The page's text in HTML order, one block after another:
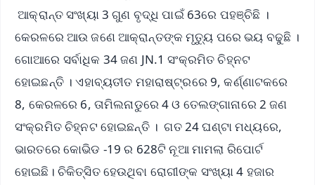
ଆକ୍ରାନ୍ତ ସଂଖ୍ୟା 3 ଗୁଣ ବୃଦ୍ଧି ପାଇଁ 63ରେ ପହଞ୍ଚିଛି ।
କେରଳରେ ଆଉ ଜଣେ ଆକ୍ରାନ୍ତଙ୍କ ମୃତ୍ୟୁ ପରେ ଭୟ ବଢୁଛି ।
ଗୋଆରେ ସର୍ବାଧିକ 34 ଜଣ JN.1 ସଂକ୍ରମିତ ଚିହ୍ନଟ
ହୋଇଛନ୍ତି । ଏହାବ୍ୟତୀତ ମହାରାଷ୍ଟ୍ରରେ 9, କର୍ଣ୍ଣାଟକରେ
8, କେରଳରେ 6, ତାମିଲନାଡୁରେ 4 ଓ ତେଲଙ୍ଗାନାରେ 2 ଜଣ
ସଂକ୍ରମିତ ଚିହ୍ନଟ ହୋଇଛନ୍ତି । ଗତ 24 ଘଣ୍ଟା ମଧ୍ୟରେ,
ଭାରତରେ କୋଭିଡ -19 ର 628ଟି ନୂଆ ମାମଲା ରିପୋର୍ଟ
ହୋଇଛି। ଚିକିତ୍ସିତ ହେଉଥିବା ରୋଗୀଙ୍କ ସଂଖ୍ୟା 4 ହଜାର